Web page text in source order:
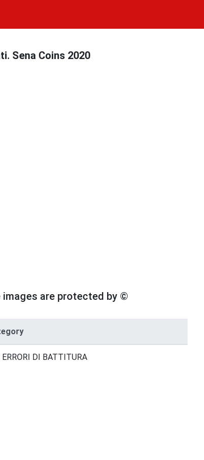
Sena Coins 2020
images are protected by ©
DI BATTITURA